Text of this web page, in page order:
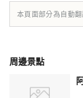
本頁面部分為自動翻
周邊景點